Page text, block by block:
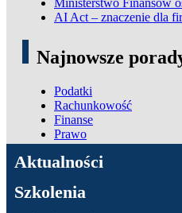
AI Act – znaczenie dla
Najnowsze
Podatki
Rachunkowość
Finanse
Prawo
ADN Podatki
Aktualności
Szkolenia